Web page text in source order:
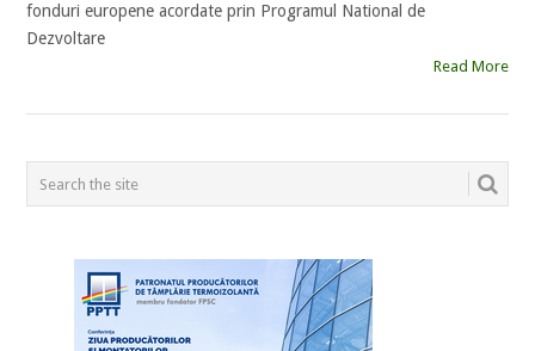
fonduri europene acordate prin Programul National de
Dezvoltare
Read More
POSTS
NAVIGATION